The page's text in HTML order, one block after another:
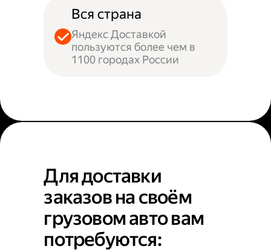
Вся страна
Яндекс Доставкой
пользуются более чем в
1100 городах России
Для доставки
заказов на своём
грузовом авто вам
потребуются: